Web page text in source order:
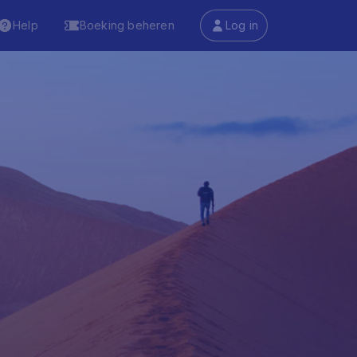
Help Boeking beheren Log in